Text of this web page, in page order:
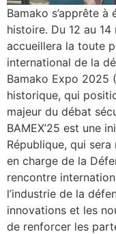
Bamako s’apprête
histoire. Du 12 au
accueillera la toute
international de la
Bamako Expo 2025
historique, qui
majeur du débat
BAMEX’25 est une
République, qui
en charge de la
rencontre
l’industrie de la
innovations et les
de renforcer les